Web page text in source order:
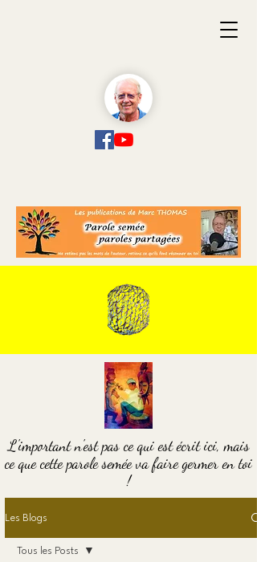
L'important n'est pas ce qui est écrit ici, mais
ce que cette parole semée va faire germer en toi
!
Les Blogs
Tous les Posts